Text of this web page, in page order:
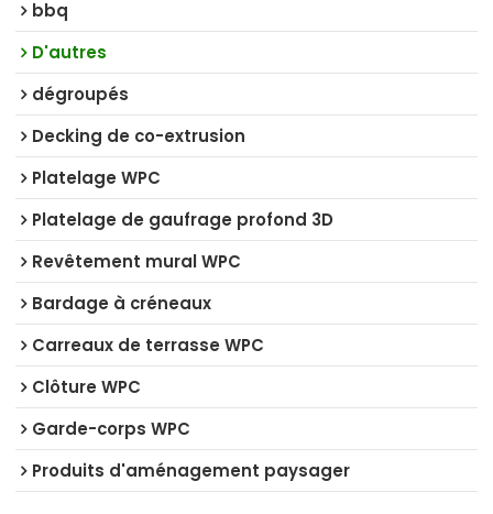
bbq
D'autres
dégroupés
Decking de co-extrusion
Platelage WPC
Platelage de gaufrage profond 3D
Revêtement mural WPC
Bardage à créneaux
Carreaux de terrasse WPC
Clôture WPC
Garde-corps WPC
Produits d'aménagement paysager